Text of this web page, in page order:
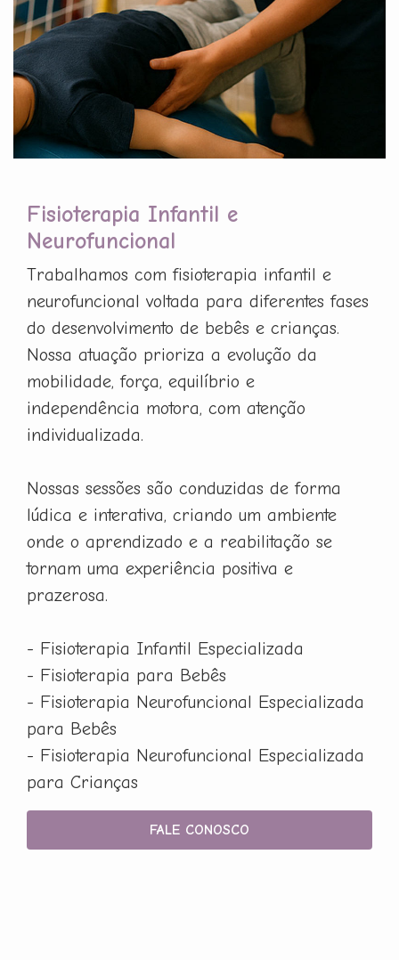
Fisioterapia Infantil e
Neurofuncional
Trabalhamos com fisioterapia infantil e
neurofuncional voltada para diferentes fases
do desenvolvimento de bebês e crianças.
Nossa atuação prioriza a evolução da
mobilidade, força, equilíbrio e
independência motora, com atenção
individualizada.
Nossas sessões são conduzidas de forma
lúdica e interativa, criando um ambiente
onde o aprendizado e a reabilitação se
tornam uma experiência positiva e
prazerosa.
- Fisioterapia Infantil Especializada
- Fisioterapia para Bebês
- Fisioterapia Neurofuncional Especializada
para Bebês
- Fisioterapia Neurofuncional Especializada
para Crianças
FALE CONOSCO